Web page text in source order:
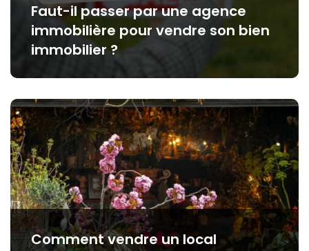
Faut-il passer par une agence
immobilière pour vendre son bien
immobilier ?
Comment vendre un local